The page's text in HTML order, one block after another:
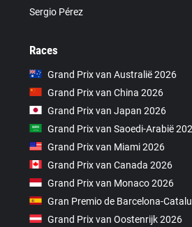
Sergio Pérez
Races
Grand Prix van Australië 2026
Grand Prix van China 2026
Grand Prix van Japan 2026
Grand Prix van Saoedi-Arabië
Grand Prix van Miami 2026
Grand Prix van Canada 2026
Grand Prix van Monaco 2026
Gran Premio de Barcelona-
Grand Prix van Oostenrijk 2026